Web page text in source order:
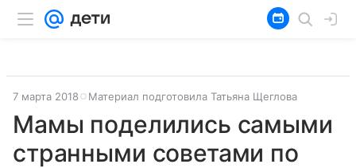
7 марта 2018 Материал подготовила Татьяна Щеглова
Мамы поделились самыми
странными советами по